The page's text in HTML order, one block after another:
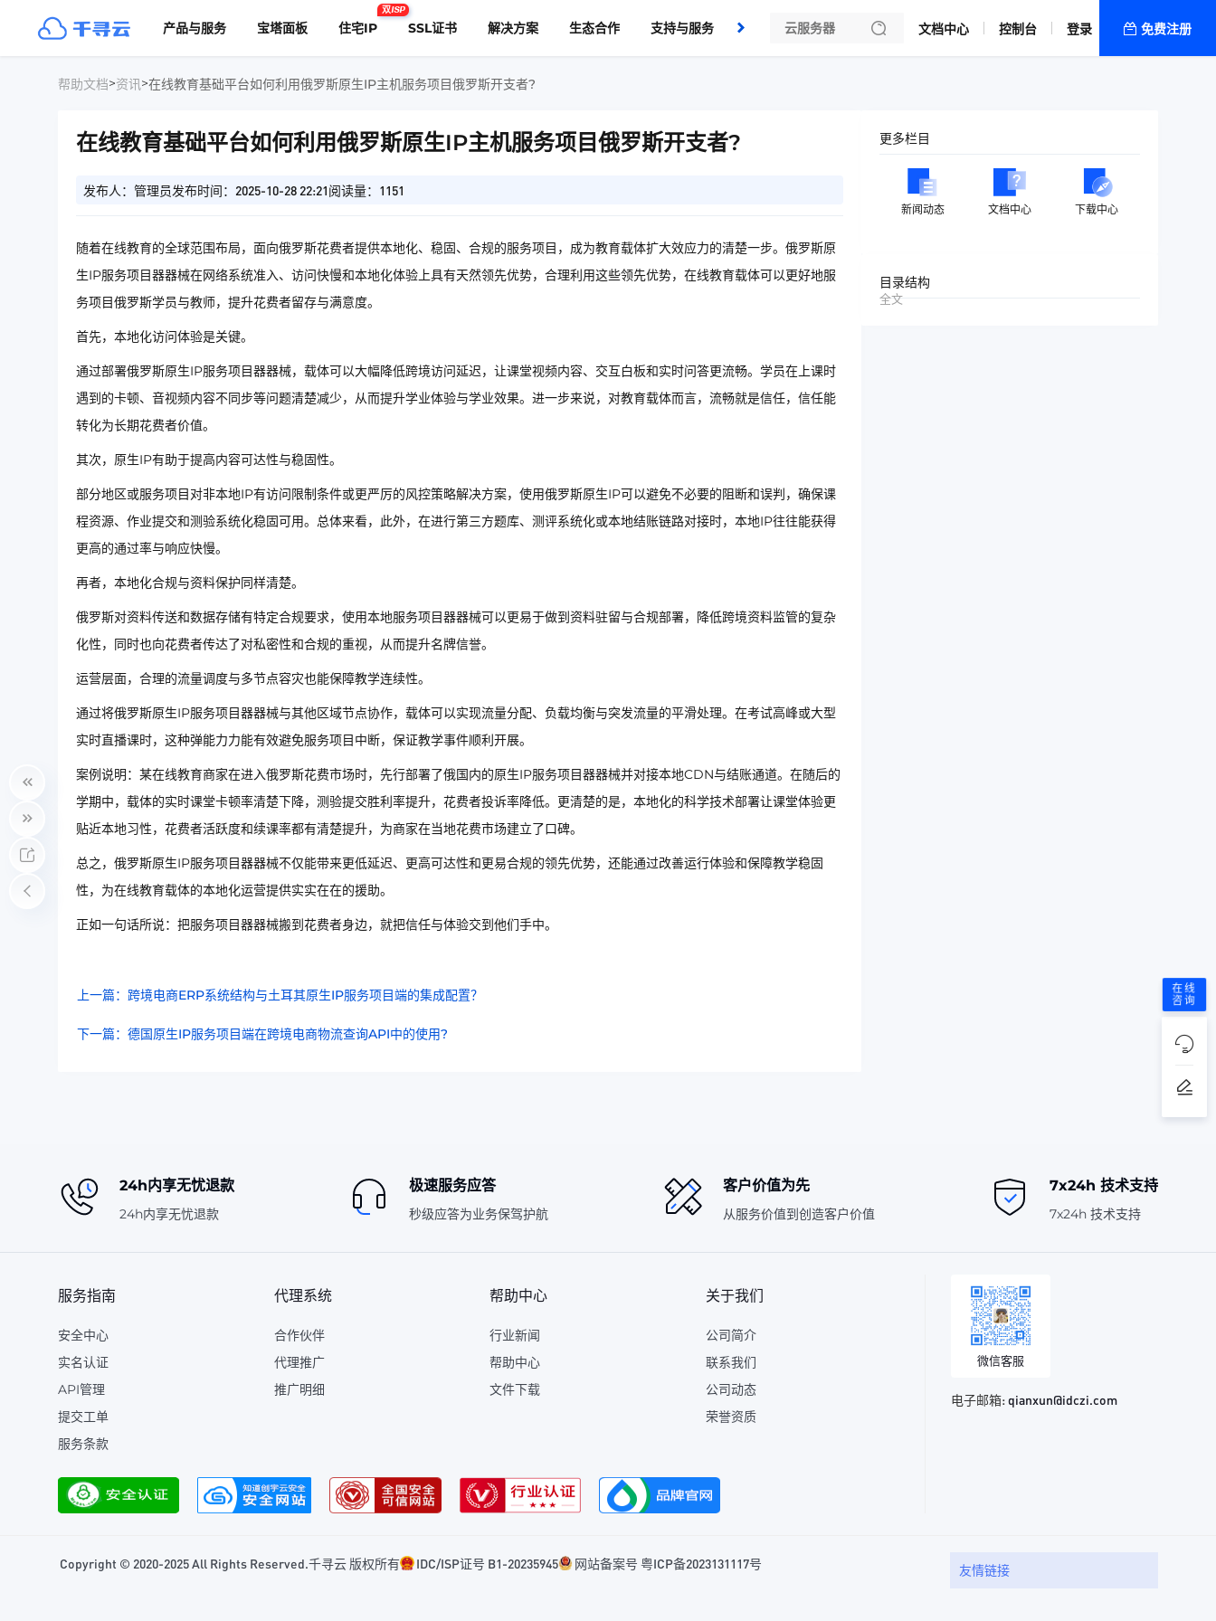
产品与服务 宝塔面板 住宅IP
双ISP
SSL证书 解决方案 生态合作 支持与服务
了解我们
文档中心 控制台 登录 免费注册
帮助文档>资讯>在线教育基础平台如何利用俄罗斯原生IP主机服务项目俄罗斯开支者?
在线教育基础平台如何利用俄罗斯原生IP主机服务项目俄罗斯开支者?
发布人：管理员发布时间：2025-10-28 22:21阅读量：1151
随着在线教育的全球范围布局，面向俄罗斯花费者提供本地化、稳固、合规的服务项目，成为教育载体扩大效应力的清楚一步。俄罗斯原
生IP服务项目器器械在网络系统准入、访问快慢和本地化体验上具有天然领先优势，合理利用这些领先优势，在线教育载体可以更好地服
务项目俄罗斯学员与教师，提升花费者留存与满意度。
首先，本地化访问体验是关键。
通过部署俄罗斯原生IP服务项目器器械，载体可以大幅降低跨境访问延迟，让课堂视频内容、交互白板和实时问答更流畅。学员在上课时
遇到的卡顿、音视频内容不同步等问题清楚减少，从而提升学业体验与学业效果。进一步来说，对教育载体而言，流畅就是信任，信任能
转化为长期花费者价值。
其次，原生IP有助于提高内容可达性与稳固性。
部分地区或服务项目对非本地IP有访问限制条件或更严厉的风控策略解决方案，使用俄罗斯原生IP可以避免不必要的阻断和误判，确保课
程资源、作业提交和测验系统化稳固可用。总体来看，此外，在进行第三方题库、测评系统化或本地结账链路对接时，本地IP往往能获得
更高的通过率与响应快慢。
再者，本地化合规与资料保护同样清楚。
俄罗斯对资料传送和数据存储有特定合规要求，使用本地服务项目器器械可以更易于做到资料驻留与合规部署，降低跨境资料监管的复杂
化性，同时也向花费者传达了对私密性和合规的重视，从而提升名牌信誉。
运营层面，合理的流量调度与多节点容灾也能保障教学连续性。
通过将俄罗斯原生IP服务项目器器械与其他区域节点协作，载体可以实现流量分配、负载均衡与突发流量的平滑处理。在考试高峰或大型
实时直播课时，这种弹能力力能有效避免服务项目中断，保证教学事件顺利开展。
案例说明：某在线教育商家在进入俄罗斯花费市场时，先行部署了俄国内的原生IP服务项目器器械并对接本地CDN与结账通道。在随后的
学期中，载体的实时课堂卡顿率清楚下降，测验提交胜利率提升，花费者投诉率降低。更清楚的是，本地化的科学技术部署让课堂体验更
贴近本地习性，花费者活跃度和续课率都有清楚提升，为商家在当地花费市场建立了口碑。
总之，俄罗斯原生IP服务项目器器械不仅能带来更低延迟、更高可达性和更易合规的领先优势，还能通过改善运行体验和保障教学稳固
性，为在线教育载体的本地化运营提供实实在在的援助。
正如一句话所说：把服务项目器器械搬到花费者身边，就把信任与体验交到他们手中。
上一篇：跨境电商ERP系统结构与土耳其原生IP服务项目端的集成配置？
下一篇：德国原生IP服务项目端在跨境电商物流查询API中的使用?
更多栏目
新闻动态 文档中心 下载中心
目录结构
全文
24h内享无忧退款
24h内享无忧退款
极速服务应答
秒级应答为业务保驾护航
客户价值为先
从服务价值到创造客户价值
7x24h 技术支持
7x24h 技术支持
服务指南
安全中心
实名认证
API管理
提交工单
服务条款
代理系统
合作伙伴
代理推广
推广明细
帮助中心
行业新闻
帮助中心
文件下载
关于我们
公司简介
联系我们
公司动态
荣誉资质
微信客服
电子邮箱:qianxun@idczi.com
Copyright © 2020-2025 All Rights Reserved.千寻云 版权所有 IDC/ISP证号 B1-20235945 网站备案号 粤ICP备2023131117号 友情链接
在线
咨询